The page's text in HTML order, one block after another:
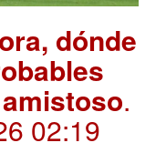
dónde
.
02:19